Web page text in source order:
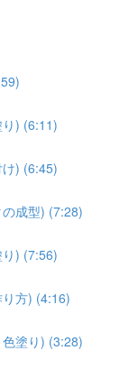
) (6:11)
) (6:45)
成型) (7:28)
) (7:56)
方) (4:16)
塗り) (3:28)